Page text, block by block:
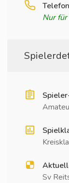
Nur
Sv